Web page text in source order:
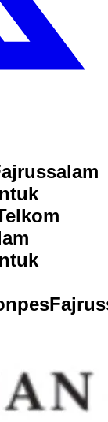
npesFajrus